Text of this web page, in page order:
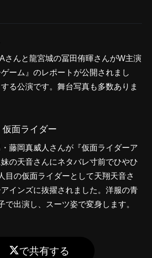
さんと龍宮城の冨田侑暉さんがW主演
ーム』のレポートが公開されまし
る公演です。舞台写真も多数ありま
面ライダー
藤岡真威人さんが『仮面ライダーア
の天音さんにネタバレ寸前でひやひ
目の仮面ライダーとして天翔天音さ
インズに抜擢されました。洋服の青
で出演し、スーツ姿で変身します。
で共有する